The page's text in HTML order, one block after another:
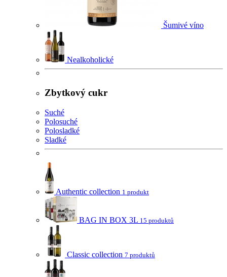
Šumivé víno
Nealkoholické
Zbytkový cukr
Suché
Polosuché
Polosladké
Sladké
Authentic collection 1 produkt
BAG IN BOX 3L 15 produktů
Classic collection 7 produktů